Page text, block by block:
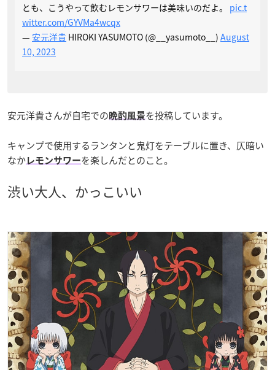
とも、こうやって飲むレモンサワーは美味いのだよ。 pic.t
witter.com/GYVMa4wcqx
— 安元洋貴 HIROKI YASUMOTO (@__yasumoto__) August
10, 2023
安元洋貴さんが自宅での晩酌風景を投稿しています。
キャンプで使用するランタンと鬼灯をテーブルに置き、仄暗い
なか レモンサワーを楽しんだとのこと。
渋い大人、かっこいい